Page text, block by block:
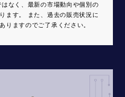
なく、最新の市場動向や個別の
ます。 また、過去の販売状況に
りますのでご了承ください。